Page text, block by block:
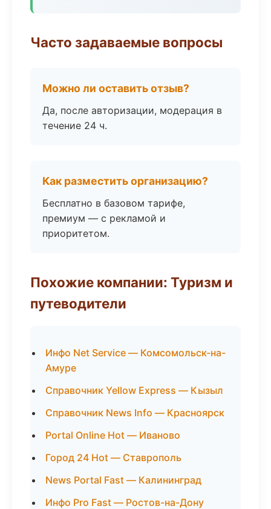
Часто задаваемые вопросы
Можно ли оставить отзыв?
Да, после авторизации, модерация в
течение 24 ч.
Как разместить организацию?
Бесплатно в базовом тарифе,
премиум — с рекламой и
приоритетом.
Похожие компании: Туризм и
путеводители
Инфо Net Service — Комсомольск-на-
Амуре
Справочник Yellow Express — Кызыл
Справочник News Info — Красноярск
Portal Online Hot — Иваново
Город 24 Hot — Ставрополь
News Portal Fast — Калининград
Инфо Pro Fast — Ростов-на-Дону